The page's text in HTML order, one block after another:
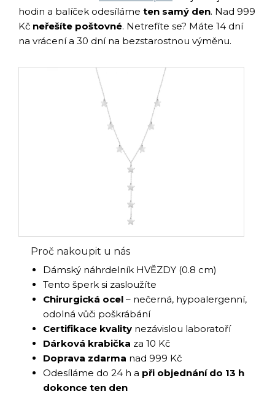
hodin a balíček odesíláme ten samý den. Nad 999
Kč neřešíte poštovné. Netrefíte se? Máte 14 dní
na vrácení a 30 dní na bezstarostnou výměnu.
Proč nakoupit u nás
Dámský náhrdelník HVĚZDY (0.8 cm)
Tento šperk si zasloužíte
Chirurgická ocel – nečerná, hypoalergenní,
odolná vůči poškrábání
Certifikace kvality nezávislou laboratoří
Dárková krabička za 10 Kč
Doprava zdarma nad 999 Kč
Odesíláme do 24 h a při objednání do 13 h
dokonce ten den